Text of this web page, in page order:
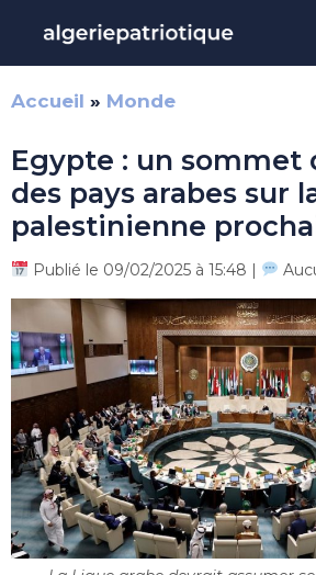
contenu
Accueil » Monde
Egypte : un sommet
des pays arabes sur
palestinienne
Publié le 09/02/2025 à 15:48 |